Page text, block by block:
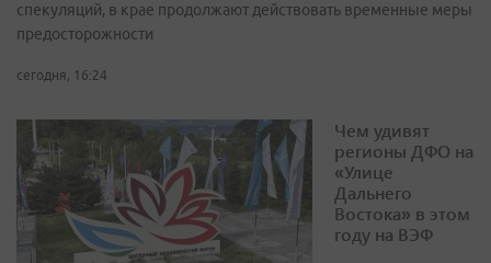
спекуляций, в крае продолжают действовать временные меры
предосторожности
сегодня, 16:24
Чем удивят
регионы ДФО на
«Улице
Дальнего
Востока» в этом
году на ВЭФ